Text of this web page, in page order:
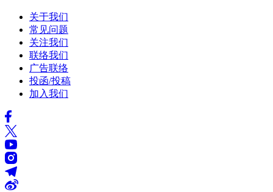
关于我们
常见问题
关注我们
联络我们
广告联络
投函/投稿
加入我们